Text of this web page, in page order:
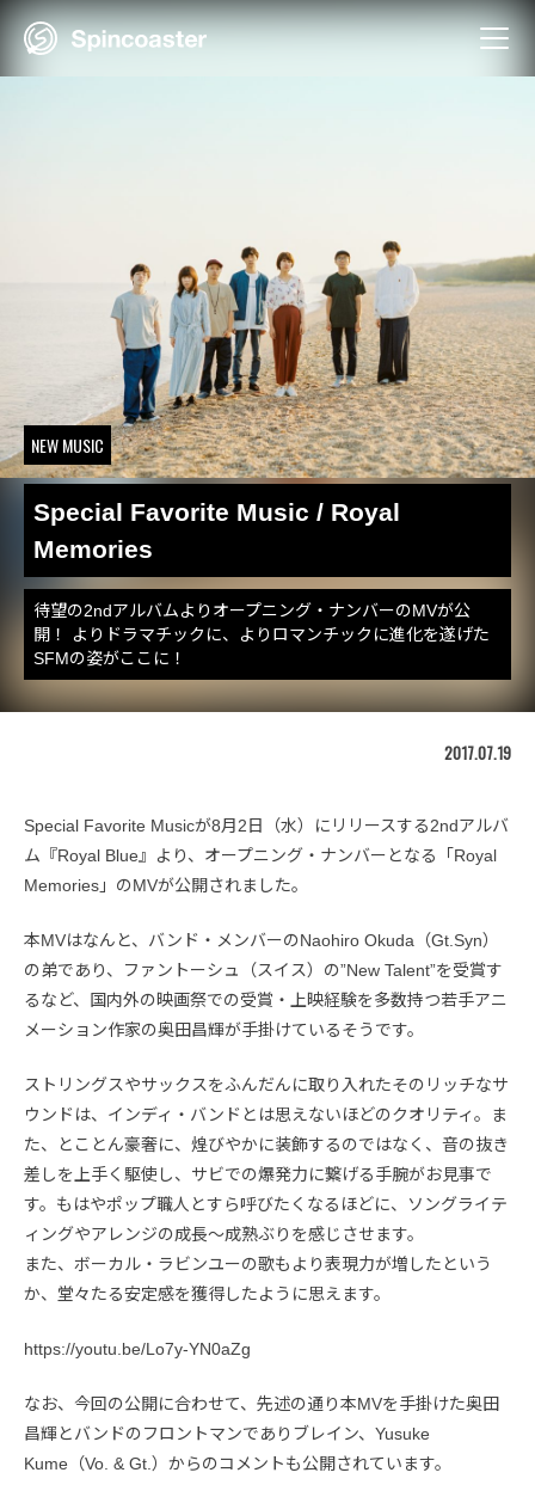
Skip
NEW MUSIC
Special Favorite Music / Royal
Memories
待望の2ndアルバムよりオープニング・ナンバーのMVが公
開！ よりドラマチックに、よりロマンチックに進化を遂げた
SFMの姿がここに！
2017.07.19
Special Favorite Musicが8月2日（水）にリリースする2ndアルバ
ム『Royal Blue』より、オープニング・ナンバーとなる「Royal
Memories」のMVが公開されました。
本MVはなんと、バンド・メンバーのNaohiro Okuda（Gt.Syn）
の弟であり、ファントーシュ（スイス）の”New Talent”を受賞す
るなど、国内外の映画祭での受賞・上映経験を多数持つ若手アニ
メーション作家の奥田昌輝が手掛けているそうです。
ストリングスやサックスをふんだんに取り入れたそのリッチなサ
ウンドは、インディ・バンドとは思えないほどのクオリティ。ま
た、とことん豪奢に、煌びやかに装飾するのではなく、音の抜き
差しを上手く駆使し、サビでの爆発力に繋げる手腕がお見事で
す。もはやポップ職人とすら呼びたくなるほどに、ソングライテ
ィングやアレンジの成長〜成熟ぶりを感じさせます。
また、ボーカル・ラビンユーの歌もより表現力が増したという
か、堂々たる安定感を獲得したように思えます。
https://youtu.be/Lo7y-YN0aZg
なお、今回の公開に合わせて、先述の通り本MVを手掛けた奥田
昌輝とバンドのフロントマンでありブレイン、Yusuke
Kume（Vo. & Gt.）からのコメントも公開されています。